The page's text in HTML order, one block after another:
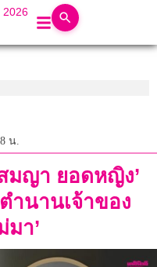
2026
น.
มญา ยอดหญิง’
ำนานเจ้าของ
มา’